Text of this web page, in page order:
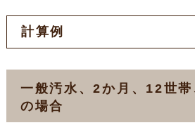
計算例
一般汚水、2か月、12世
の場合